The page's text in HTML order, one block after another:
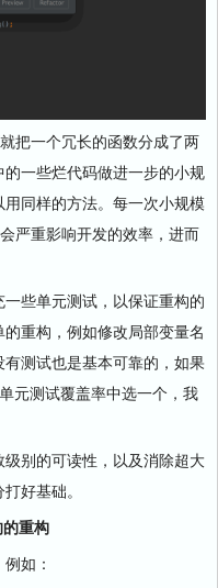
一个冗长的函数分成了两
一些烂代码做进一步的小规
同样的方法。每一次小规模
严重影响开发的效率，进而
些单元测试，以保证重构的
重构，例如修改局部变量名
测试也是基本可靠的，如果
元测试覆盖率中选一个，我
别的可读性，以及消除超大
好基础。
重构
如：